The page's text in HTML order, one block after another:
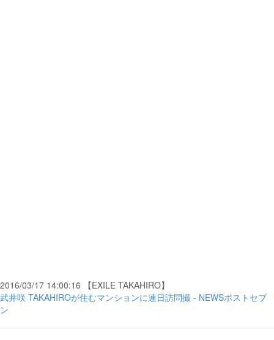
2016/03/17 14:00:16 【EXILE TAKAHIRO】
武井咲 TAKAHIROが住むマンションに連日訪問撮 - NEWSポストセブ
ン